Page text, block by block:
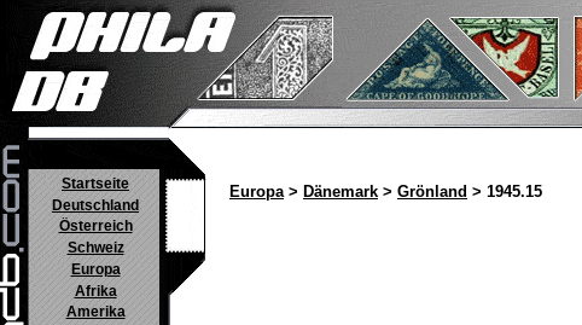
Startseite
Deutschland
Österreich
Schweiz
Europa
Afrika
Amerika
Europa> Dänemark > Grönland > 1945.15